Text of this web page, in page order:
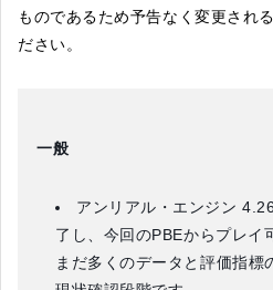
ものであるため予告なく変更され
ださい。
一般
アンリアル・エンジン
了し、今回のPBEからプレイ
まだ多くのデータと評価指標